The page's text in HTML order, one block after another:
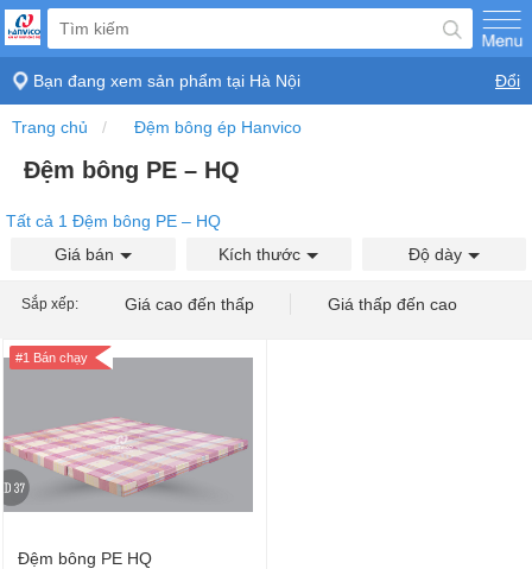
Bạn đang xem sản phẩm tại Hà Nội Đổi
Trang chủ Đệm bông ép Hanvico
Đệm bông PE – HQ
Tất cả 1 Đệm bông PE – HQ
Giá bán
Kích thước Độ dày
Sắp xếp: Giá cao đến thấp Giá thấp đến cao
#1 Bán chạy
Đệm bông PE HQ